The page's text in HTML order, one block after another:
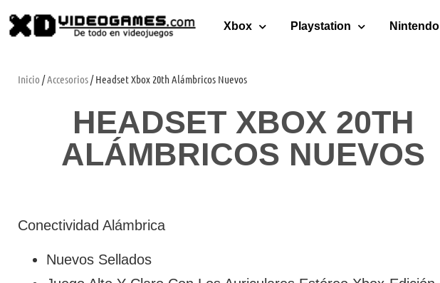
Xbox Playstation Nintendo
Inicio /Accesorios/ Headset Xbox 20th Alámbricos Nuevos
HEADSET XBOX 20TH
ALÁMBRICOS NUEVOS
Conectividad Alámbrica
Nuevos Sellados